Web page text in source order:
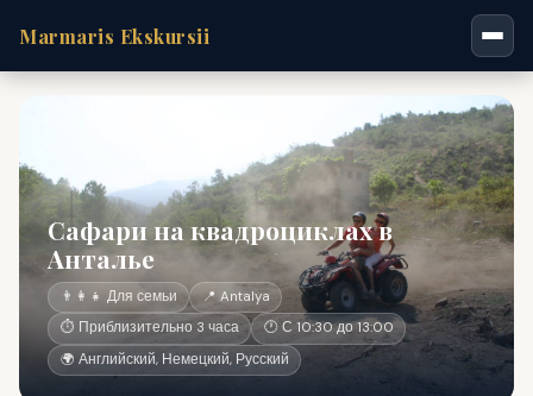
Marmaris Ekskursii
Сафари на квадроциклах в
Анталье
👨‍👩‍👧 Для семьи
📍 Antalya
⏱ Приблизительно 3 часа
🕐 С 10:30 до 13:00
🌍 Английский, Немецкий, Русский